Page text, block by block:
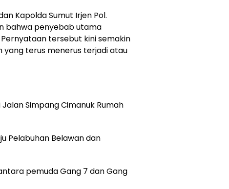
Kapolda Sumut Irjen Pol.
bahwa penyebab utama
tersebut kini semakin
yang terus menerus terjadi atau
Simpang Cimanuk Rumah
Pelabuhan Belawan dan
pemuda Gang 7 dan Gang